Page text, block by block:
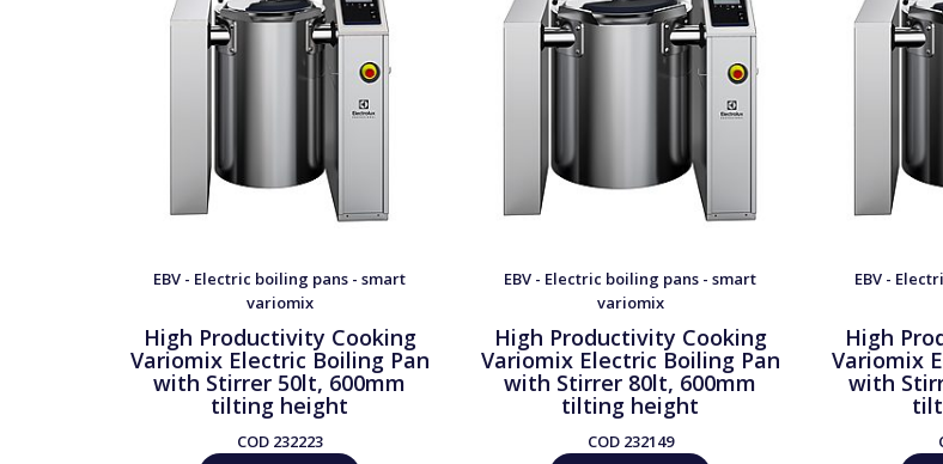
EBV - Electric boiling pans - smart
variomix
High Productivity Cooking
Variomix Electric Boiling Pan
with Stirrer 50lt, 600mm
tilting height
COD 232223
EBV - Electric boiling pans - smart
variomix
High Productivity Cooking
Variomix Electric Boiling Pan
with Stirrer 80lt, 600mm
tilting height
COD 232149
EBV -
High
Variomix
with